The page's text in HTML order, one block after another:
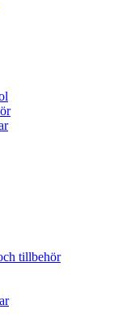
tillbehör